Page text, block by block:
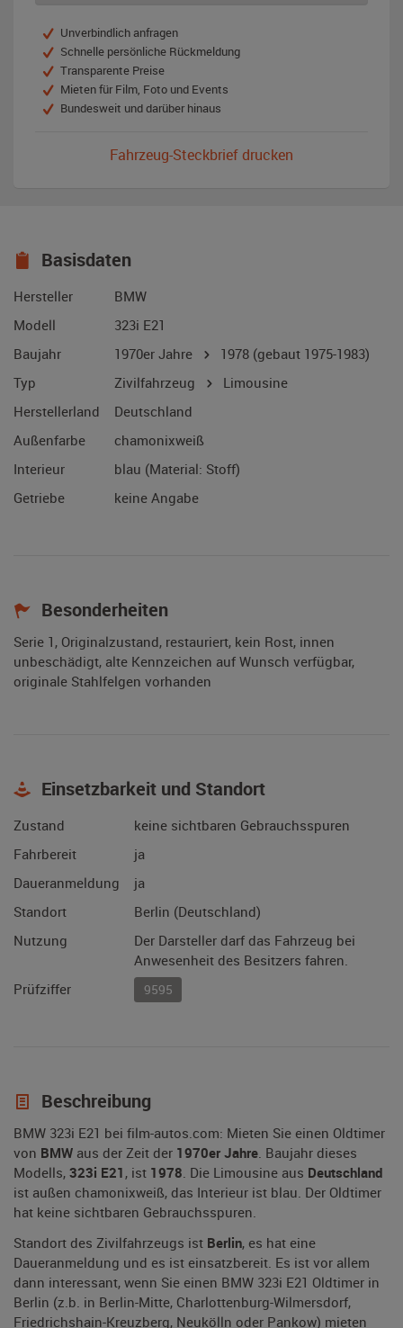
Unverbindlich anfragen
Schnelle persönliche Rückmeldung
Transparente Preise
Mieten für Film, Foto und Events
Bundesweit und darüber hinaus
Fahrzeug-Steckbrief drucken
Basisdaten
Hersteller
BMW
Modell
323i E21
Baujahr
1970er Jahre 1978 (gebaut 1975-1983)
Typ
Zivilfahrzeug
Limousine
Herstellerland
Deutschland
Außenfarbe
chamonixweiß
Interieur
blau (Material: Stoff)
Getriebe
keine Angabe
Besonderheiten
Serie 1, Originalzustand, restauriert, kein Rost, innen
unbeschädigt, alte Kennzeichen auf Wunsch verfügbar,
originale Stahlfelgen vorhanden
Einsetzbarkeit und Standort
Zustand
keine sichtbaren Gebrauchsspuren
Fahrbereit
ja
Daueranmeldung
ja
Standort
Berlin (Deutschland)
Nutzung
Der Darsteller darf das Fahrzeug bei
Anwesenheit des Besitzers fahren.
Prüfziffer
9595
Beschreibung
BMW 323i E21 bei film-autos.com: Mieten Sie einen Oldtimer
von BMW aus der Zeit der 1970er Jahre. Baujahr dieses
Modells, 323i E21 , ist 1978. Die Limousine aus Deutschland
ist außen chamonixweiß, das Interieur ist blau. Der Oldtimer
hat keine sichtbaren Gebrauchsspuren.
Standort des Zivilfahrzeugs ist Berlin, es hat eine
Daueranmeldung und es ist einsatzbereit. Es ist vor allem
dann interessant, wenn Sie einen BMW 323i E21 Oldtimer in
Berlin (z.b. in Berlin-Mitte, Charlottenburg-Wilmersdorf,
Friedrichshain-Kreuzberg, Neukölln oder Pankow) mieten